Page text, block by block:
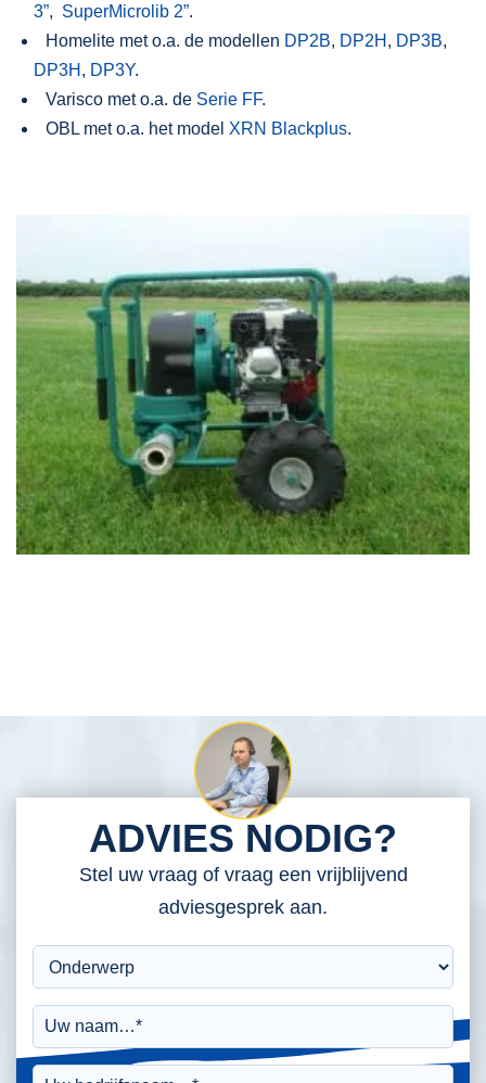
3”, SuperMicrolib 2”.
Homelite met o.a. de modellen DP2B, DP2H , DP3B,
DP3H , DP3Y.
Varisco met o.a. de Serie FF.
OBL met o.a. het model XRN Blackplus.
ADVIES NODIG?
Stel uw vraag of vraag een vrijblijvend
adviesgesprek aan.